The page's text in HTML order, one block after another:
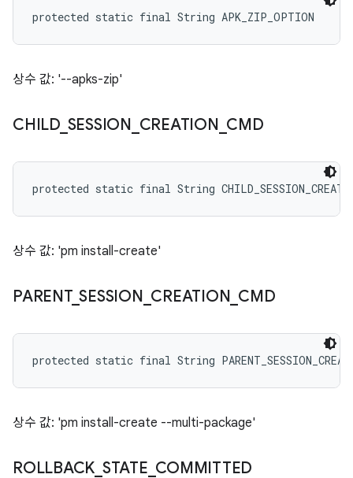
protected static final String APK_ZIP_OPTION
상수 값: '--apks-zip'
CHILD_ SESSION CREATION CMD
protected static final String
상수 값: 'pm install-create'
PARENT_SESSION CREATION CMD
protected static final String
상수 값: 'pm install-create --multi-package'
ROLLBACK STATE COMMITTED